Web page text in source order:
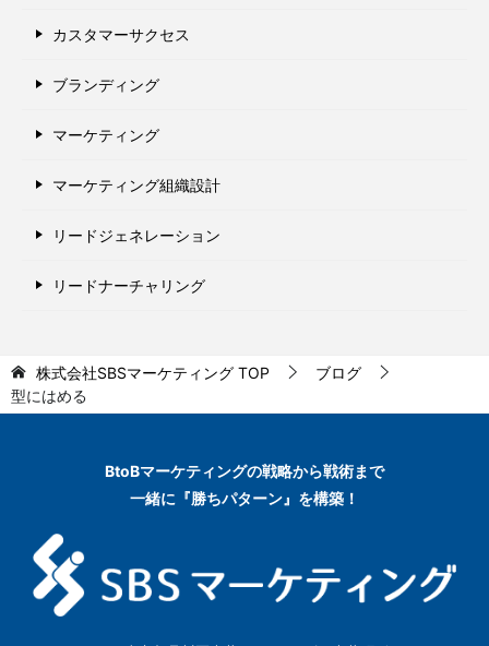
カスタマーサクセス
ブランディング
マーケティング
マーケティング組織設計
リードジェネレーション
リードナーチャリング
株式会社SBSマーケティング TOP
ブログ
型にはめる
BtoBマーケティングの戦略から戦術まで
一緒に『勝ちパターン』を構築！